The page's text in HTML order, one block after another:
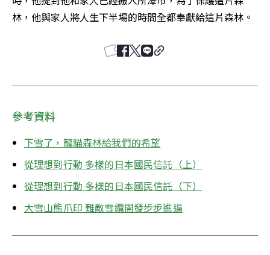
林，他與家人將人生下半場的時間全都奉獻給這片森林。
參考資料
下雪了，龍貓森林給我們的希望
從理想到行動 多樣的日本國民信託（上）
從理想到行動 多樣的日本國民信託（下）
大雪山熊爪印 難敵雪纜開發步步進逼